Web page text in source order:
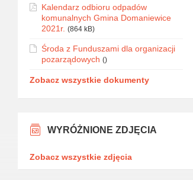
Kalendarz odbioru odpadów
komunalnych Gmina Domaniewice
2021r. (864 kB)
Środa z Funduszami dla organizacji
pozarządowych ()
Zobacz wszystkie dokumenty
WYRÓŻNIONE ZDJĘCIA
Zobacz wszystkie zdjęcia